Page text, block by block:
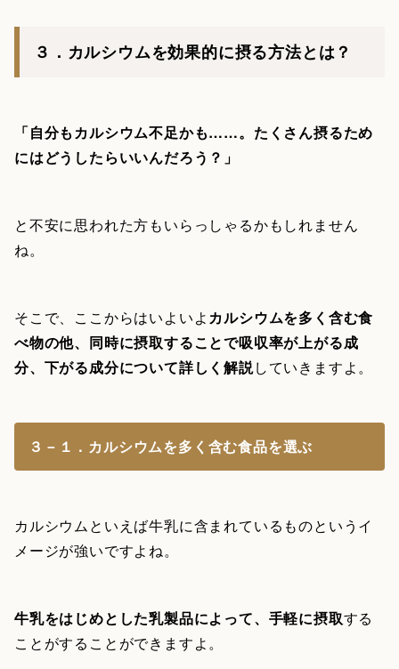
３．カルシウムを効果的に摂る方法とは？
「自分もカルシウム不足かも……。たくさん摂るため
にはどうしたらいいんだろう？」
と不安に思われた方もいらっしゃるかもしれません
ね。
そこで、ここからはいよいよカルシウムを多く含む食
べ物の他、同時に摂取することで吸収率が上がる成
分、下がる成分について詳しく解説していきますよ。
３－１．カルシウムを多く含む食品を選ぶ
カルシウムといえば牛乳に含まれているものというイ
メージが強いですよね。
牛乳をはじめとした乳製品によって、手軽に摂取する
ことがすることができますよ。